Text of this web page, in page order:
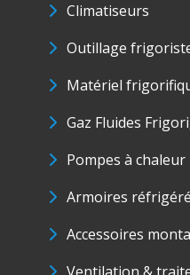
Climatiseurs
Outillage
Matériel
Gaz Fluides
Pompes à chaleur
Armoires
Accessoires